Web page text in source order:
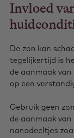
Invloed
De zon kan
tegelijkertijd is
de aanmaak
op een
Gebruik geen
de aanmaak
nanodeeltjes